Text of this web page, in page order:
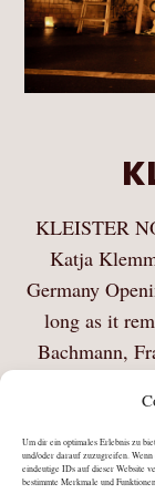
Um dir ein optimales Erlebnis zu
und/oder darauf zuzugreifen.
eindeutige IDs auf dieser Website
bestimmte Merkmale und
KLEISTER
Katja
Germany
long as it
Bachmann,